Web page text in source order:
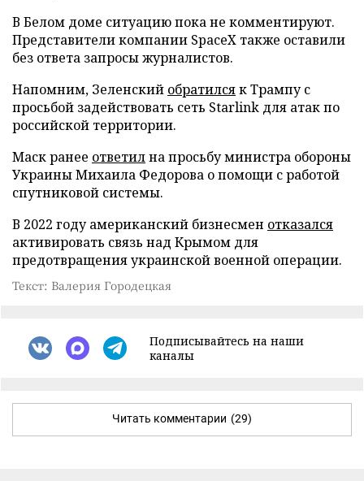
В Белом доме ситуацию пока не комментируют.
Представители компании SpaceX также оставили
без ответа запросы журналистов.
Напомним, Зеленский обратилсяк Трампу с
просьбой задействовать сеть Starlink для атак по
российской территории.
Маск ранее ответилна просьбу министра обороны
Украины Михаила Федорова о помощи с работой
спутниковой системы.
В 2022 году американский бизнесмен отказался
активировать связь над Крымом для
предотвращения украинской военной операции.
Текст: Валерия Городецкая
Подписывайтесь на наши
каналы
Читать комментарии (29)